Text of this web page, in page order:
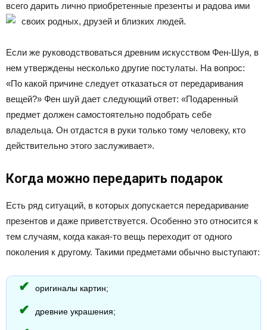
всего дарить лично приобретенные презенты и радова ими
своих родных, друзей и близких людей.
Если же руководствоваться древним искусством Фен-Шуя, в
нем утверждены несколько другие постулаты. На вопрос:
«По какой причине следует отказаться от передаривания
вещей?» Фен шуй дает следующий ответ: «Подаренный
предмет должен самостоятельно подобрать себе
владельца. Он отдастся в руки только тому человеку, кто
действительно этого заслуживает».
Когда можно передарить подарок
Есть ряд ситуаций, в которых допускается передаривание
презентов и даже приветствуется. Особенно это относится к
тем случаям, когда какая-то вещь переходит от одного
поколения к другому. Такими предметами обычно выступают:
оригиналы картин;
древние украшения;